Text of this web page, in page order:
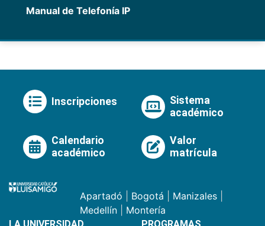
Manual de Telefonía IP
Inscripciones
Sistema
académico
Calendario
académico
Valor
matrícula
Apartadó Bogotá Manizales
Medellín
Montería
LA UNIVERSIDAD
PROGRAMAS